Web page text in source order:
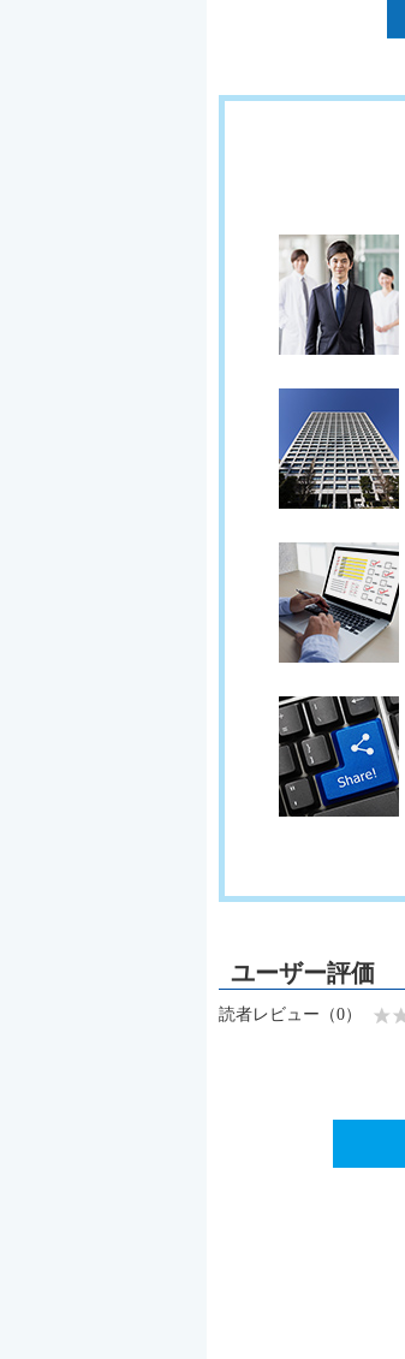
読者レビュー（0）